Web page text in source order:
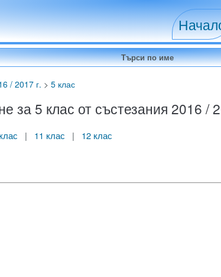
/ 2017 г. > 5 клас
за 5 клас от състезания 2016 /
| 11 клас | 12 клас